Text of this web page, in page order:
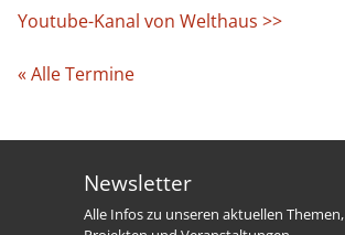
Youtube-Kanal von Welthaus >>
« Alle Termine
Newsletter
Alle Infos zu unseren aktuellen Themen,